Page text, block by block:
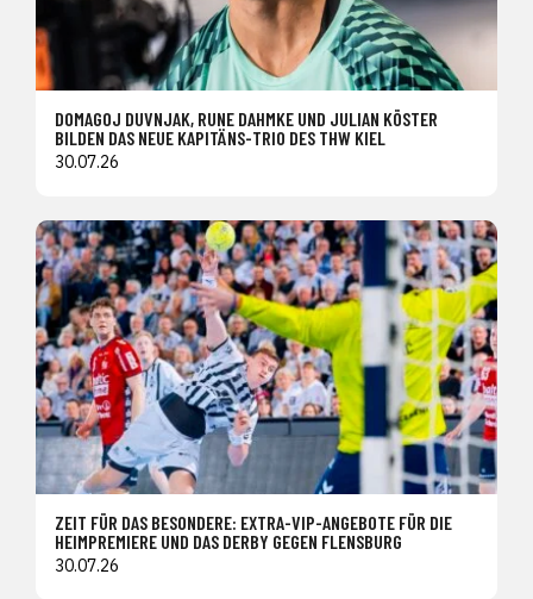
DOMAGOJ DUVNJAK, RUNE DAHMKE UND JULIAN KÖSTER
BILDEN DAS NEUE KAPITÄNS-TRIO DES THW KIEL
30.07.26
ZEIT FÜR DAS BESONDERE: EXTRA-VIP-ANGEBOTE FÜR DIE
HEIMPREMIERE UND DAS DERBY GEGEN FLENSBURG
30.07.26